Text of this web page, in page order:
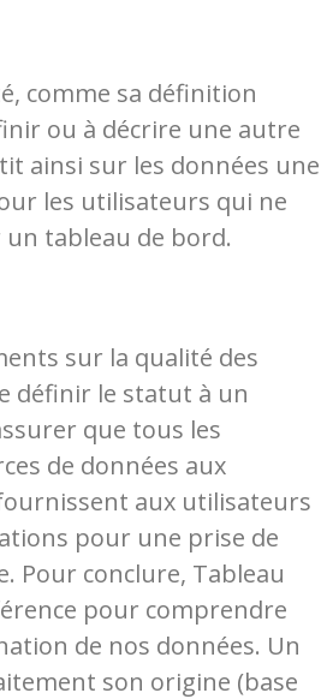
comme sa définition
ou à décrire une autre
ainsi sur les données une
les utilisateurs qui ne
tableau de bord.
sur la qualité des
définir le statut à un
que tous les
de données aux
aux utilisateurs
pour une prise de
Pour conclure, Tableau
pour comprendre
de nos données. Un
son origine (base